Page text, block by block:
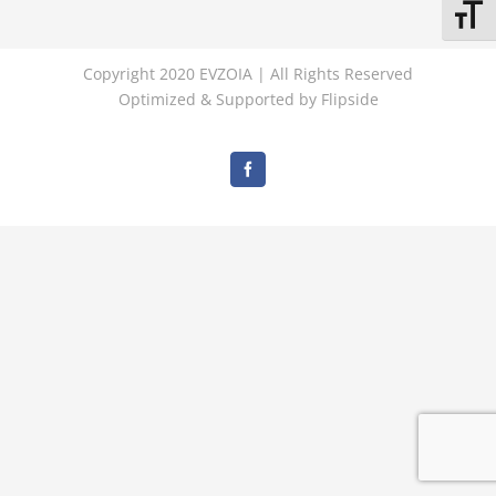
Copyright 2020 EVZOIA | All Rights Reserved
Optimized & Supported by Flipside
Facebook